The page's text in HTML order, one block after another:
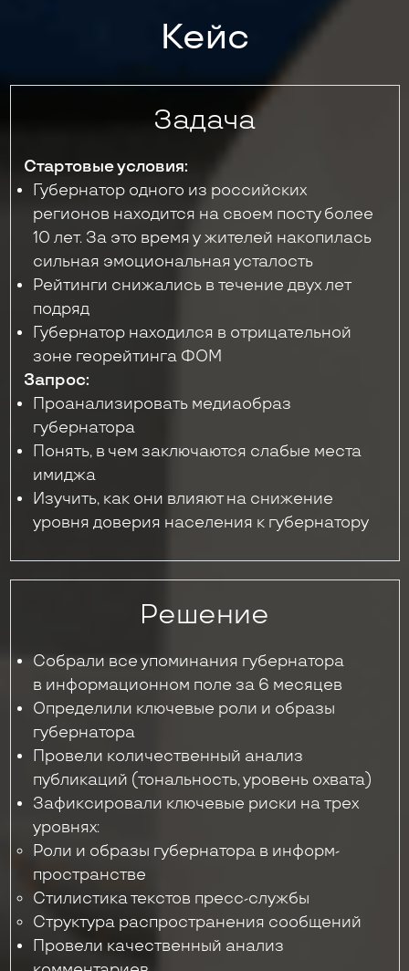
Кейс
Задача
Стартовые условия:
Губернатор одного из российских
регионов находится на своем посту более
10 лет. За это время у жителей накопилась
сильная эмоциональная усталость
Рейтинги снижались в течение двух лет
подряд
Губернатор находился в отрицательной
зоне георейтинга ФОМ
Запрос:
Проанализировать медиаобраз
губернатора
Понять, в чем заключаются слабые места
имиджа
Изучить, как они влияют на снижение
уровня доверия населения к губернатору
Решение
Собрали все упоминания губернатора
в информационном поле за 6 месяцев
Определили ключевые роли и образы
губернатора
Провели количественный анализ
публикаций (тональность, уровень охвата)
Зафиксировали ключевые риски на трех
уровнях:
Роли и образы губернатора в информ-
пространстве
Стилистика текстов пресс-службы
Структура распространения сообщений
Провели качественный анализ